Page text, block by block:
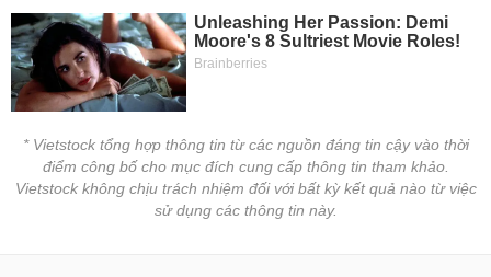
* Vietstock tổng hợp thông tin từ các nguồn đáng tin cậy vào thời
điểm công bố cho mục đích cung cấp thông tin tham khảo.
Vietstock không chịu trách nhiệm đối với bất kỳ kết quả nào từ việc
sử dụng các thông tin này.